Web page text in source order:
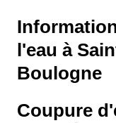
l'eau à
Boulogne
Coupure